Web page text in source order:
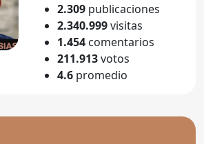
2.309 publicaciones
2.340.999visitas
1.454 comentarios
211.913votos
4.6 promedio